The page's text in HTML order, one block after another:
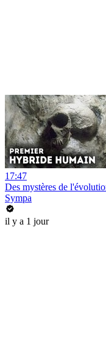
17:47
Des mystères de
Sympa
il y a 1 jour